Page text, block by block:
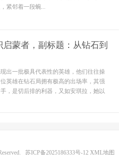
紧邻着一段蜿...
蒙者，副标题：从钻石到
出一批极具代表性的英雄，他们往往操
英雄在钻石局拥有极高的出场率，其强
，是切后排的利器，又如安琪拉，她以
苏ICP备2025186333号-12 XML地图